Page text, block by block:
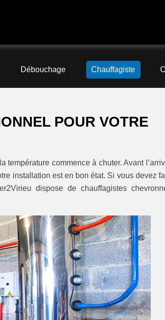
Débouchage Chauffagiste
POUR VOTRE
température commence à chuter. Avant
installation est en bon état. Si vous devez
dispose de chauffagistes